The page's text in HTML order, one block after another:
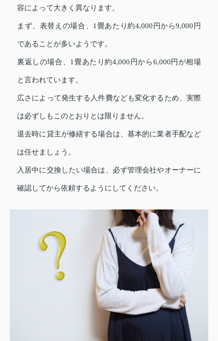
容によって大きく異なります。
まず、表替えの場合、1畳あたり約4,000円から9,000円
であることが多いようです。
裏返しの場合、1畳あたり約4,000円から6,000円が相場
と言われています。
広さによって発生する人件費なども変化するため、実際
は必ずしもこのとおりとは限りません。
退去時に貸主が修繕する場合は、基本的に業者手配など
は任せましょう。
入居中に交換したい場合は、必ず管理会社やオーナーに
確認してから依頼するようにしてください。